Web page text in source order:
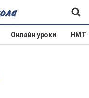
Онлайн уроки НМТ